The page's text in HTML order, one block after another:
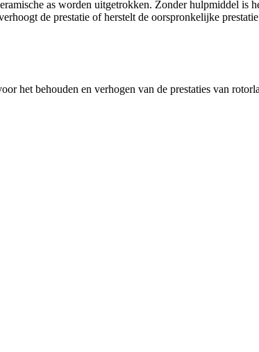
as worden uitgetrokken. Zonder hulpmiddel is
de prestatie of herstelt de oorspronkelijke
het behouden en verhogen van de prestaties van